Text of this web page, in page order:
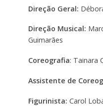
Direção Geral:
Direção Musical:
Guimarães
Coreografia: Tainara
Assistente de
Figurinista: Carol